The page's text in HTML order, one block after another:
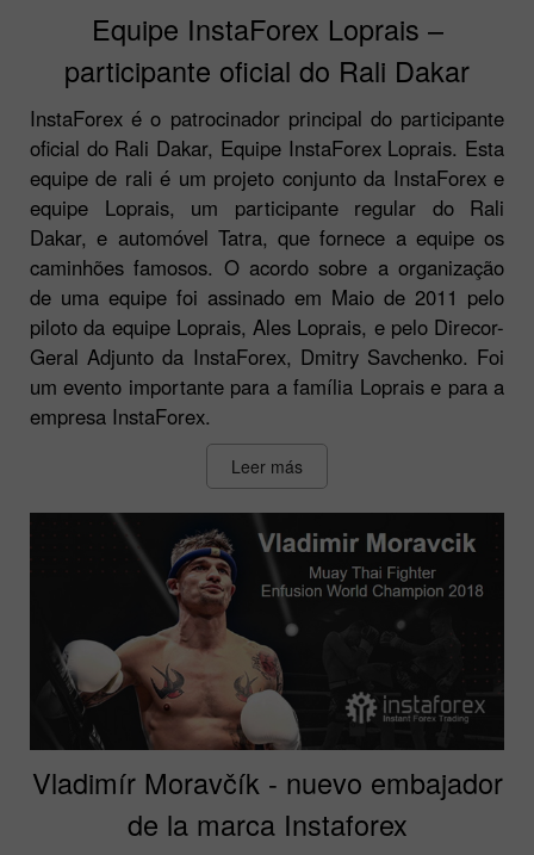
Equipe InstaForex Loprais –
participante oficial do Rali Dakar
InstaForex é o patrocinador principal do participante
oficial do Rali Dakar, Equipe InstaForex Loprais. Esta
equipe de rali é um projeto conjunto da InstaForex e
equipe Loprais, um participante regular do Rali
Dakar, e automóvel Tatra, que fornece a equipe os
caminhões famosos. O acordo sobre a organização
de uma equipe foi assinado em Maio de 2011 pelo
piloto da equipe Loprais, Ales Loprais, e pelo Direcor-
Geral Adjunto da InstaForex, Dmitry Savchenko. Foi
um evento importante para a família Loprais e para a
empresa InstaForex.
Leer más
Vladimír Moravčík - nuevo embajador
de la marca Instaforex